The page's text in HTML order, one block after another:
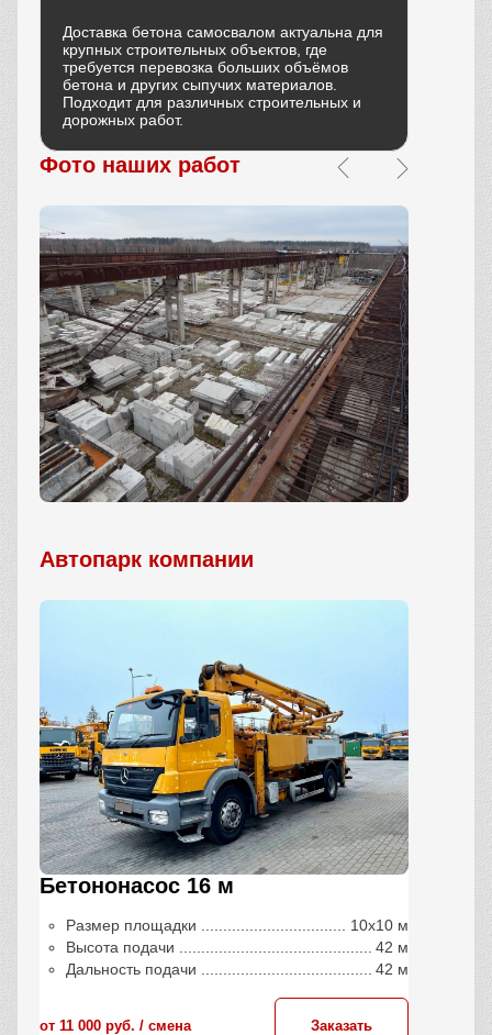
Доставка бетона самосвалом актуальна для
крупных строительных объектов, где
требуется перевозка больших объёмов
бетона и других сыпучих материалов.
Подходит для различных строительных и
дорожных работ.
Фото наших работ
Автопарк компании
Бетононасос 16 м
Размер площадки
10х10 м
Высота подачи
42 м
Дальность подачи
42 м
от 11 000 руб. / сменa Заказать